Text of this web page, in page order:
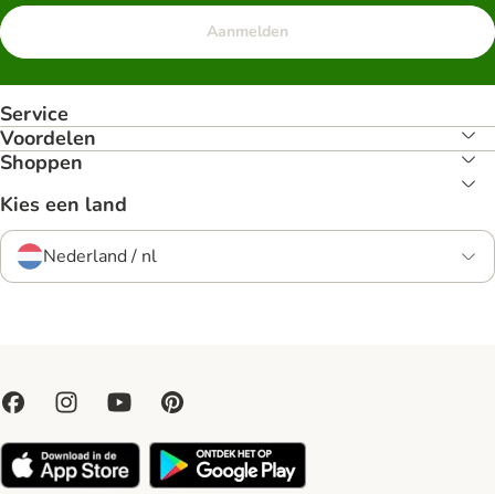
Aanmelden
Service
Voordelen
Shoppen
Kies een land
Nederland / nl